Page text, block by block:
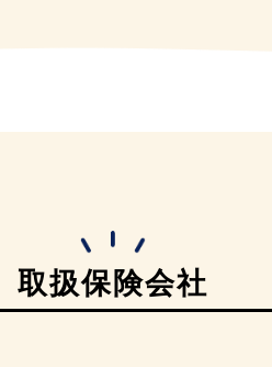
取扱保険会社